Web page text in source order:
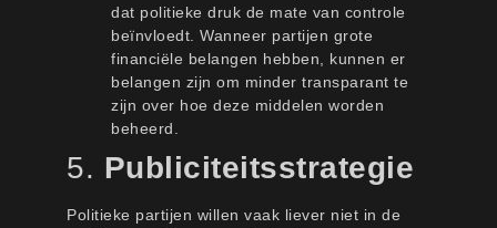
dat politieke druk de mate van controle
beïnvloedt. Wanneer partijen grote
financiële belangen hebben, kunnen er
belangen zijn om minder transparant te
zijn over hoe deze middelen worden
beheerd.
5. Publiciteitsstrategie
Politieke partijen willen vaak liever niet in de